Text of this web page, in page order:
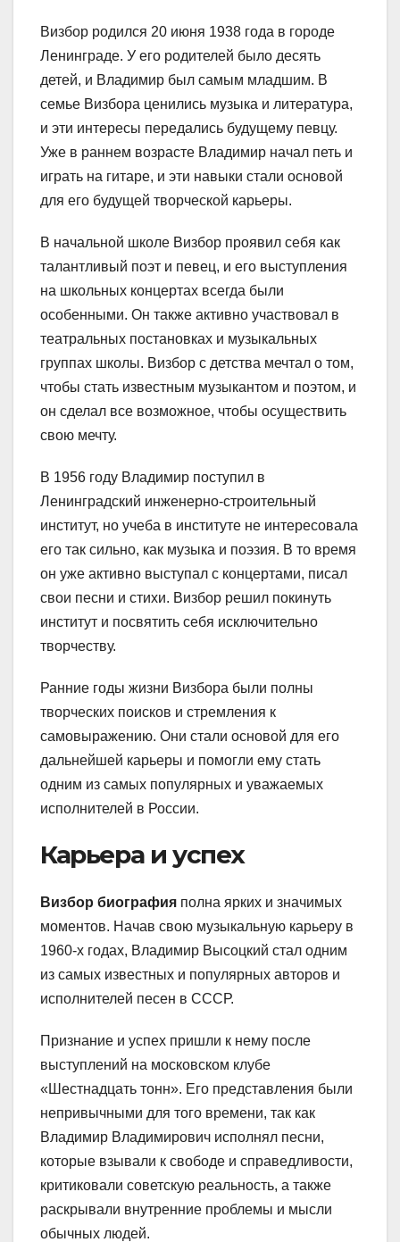
Визбор родился 20 июня 1938 года в городе
Ленинграде. У его родителей было десять
детей, и Владимир был самым младшим. В
семье Визбора ценились музыка и литература,
и эти интересы передались будущему певцу.
Уже в раннем возрасте Владимир начал петь и
играть на гитаре, и эти навыки стали основой
для его будущей творческой карьеры.
В начальной школе Визбор проявил себя как
талантливый поэт и певец, и его выступления
на школьных концертах всегда были
особенными. Он также активно участвовал в
театральных постановках и музыкальных
группах школы. Визбор с детства мечтал о том,
чтобы стать известным музыкантом и поэтом, и
он сделал все возможное, чтобы осуществить
свою мечту.
В 1956 году Владимир поступил в
Ленинградский инженерно-строительный
институт, но учеба в институте не интересовала
его так сильно, как музыка и поэзия. В то время
он уже активно выступал с концертами, писал
свои песни и стихи. Визбор решил покинуть
институт и посвятить себя исключительно
творчеству.
Ранние годы жизни Визбора были полны
творческих поисков и стремления к
самовыражению. Они стали основой для его
дальнейшей карьеры и помогли ему стать
одним из самых популярных и уважаемых
исполнителей в России.
Карьера и успех
Визбор биография полна ярких и значимых
моментов. Начав свою музыкальную карьеру в
1960-х годах, Владимир Высоцкий стал одним
из самых известных и популярных авторов и
исполнителей песен в СССР.
Признание и успех пришли к нему после
выступлений на московском клубе
«Шестнадцать тонн». Его представления были
непривычными для того времени, так как
Владимир Владимирович исполнял песни,
которые взывали к свободе и справедливости,
критиковали советскую реальность, а также
раскрывали внутренние проблемы и мысли
обычных людей.